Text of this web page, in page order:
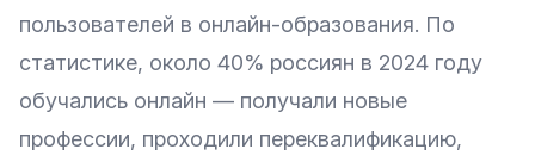
пользователей в онлайн-образования. По
статистике, около 40% россиян в 2024 году
обучались онлайн — получали новые
профессии, проходили переквалификацию,